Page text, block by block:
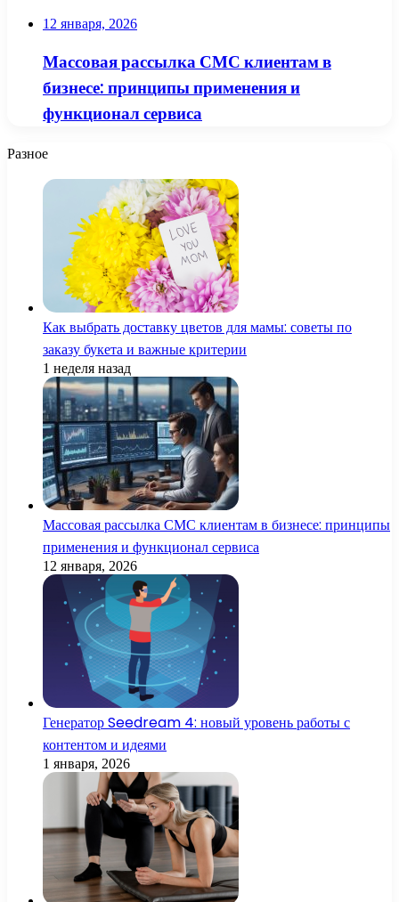
12 января, 2026
Массовая рассылка СМС клиентам в
бизнесе: принципы применения и
функционал сервиса
Разное
Как выбрать доставку цветов для мамы: советы по
заказу букета и важные критерии
1 неделя назад
Массовая рассылка СМС клиентам в бизнесе: принципы
применения и функционал сервиса
12 января, 2026
Генератор Seedream 4: новый уровень работы с
контентом и идеями
1 января, 2026